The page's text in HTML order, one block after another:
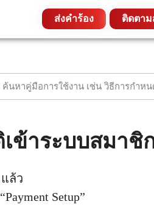
ส่งคำร้อง ติดตาม
ข้าระบบสมาชิ
ล้ว
Setup”